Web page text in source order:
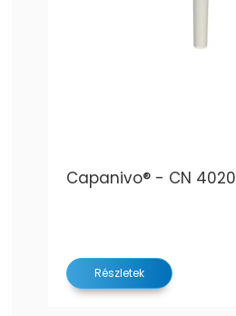
Capanivo® - CN 4020
Részletek